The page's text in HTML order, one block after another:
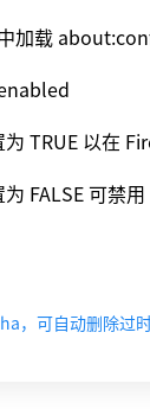
加载
TRUE 以在
FALSE 可禁
，可自动删除过